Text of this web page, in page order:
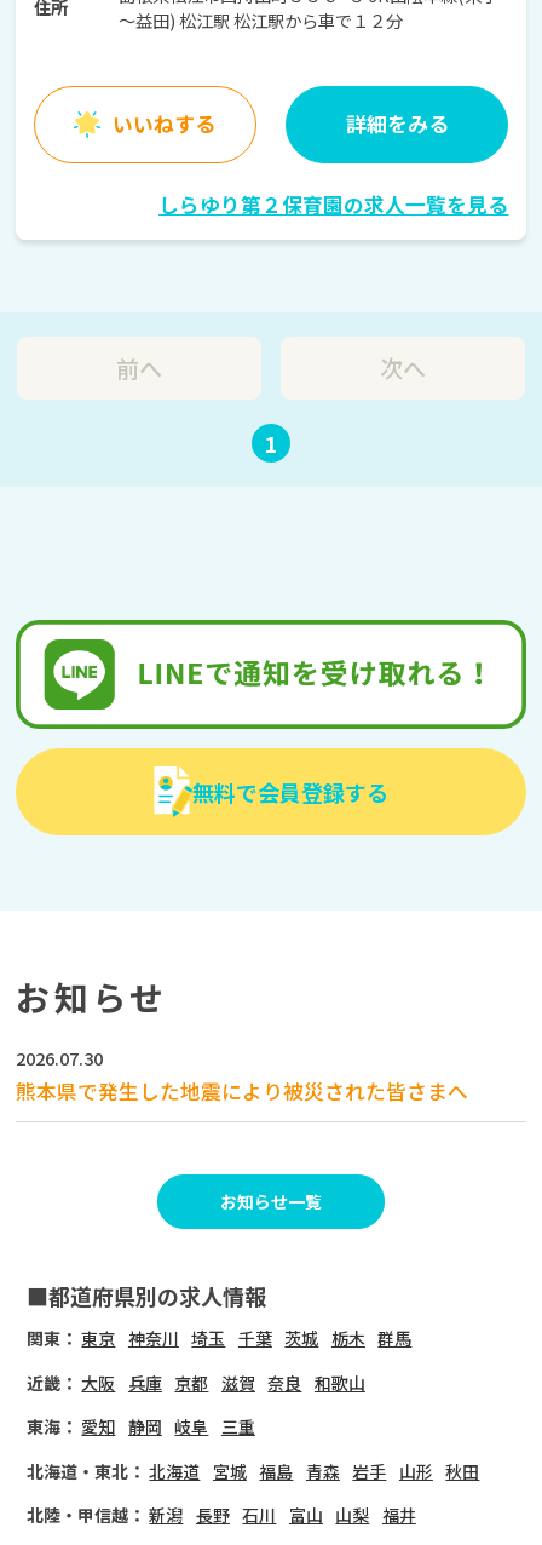
住所
～益田) 松江駅 松江駅から車で１２分
いいねする 詳細をみる
しらゆり第２保育園の求人一覧を見る
前へ
1
次へ
無料で会員登録する
お知らせ
2026.07.30
熊本県で発生した地震により被災された皆さまへ
お知らせ一覧
■都道府県別の求人情報
関東： 東京 神奈川 埼玉 千葉 茨城 栃木 群馬
近畿： 大阪 兵庫 京都 滋賀 奈良 和歌山
東海： 愛知 静岡 岐阜
三重
北海道・東北： 北海道 宮城 福島 青森 岩手 山形 秋田
北陸・甲信越： 新潟 長野 石川 富山 山梨 福井